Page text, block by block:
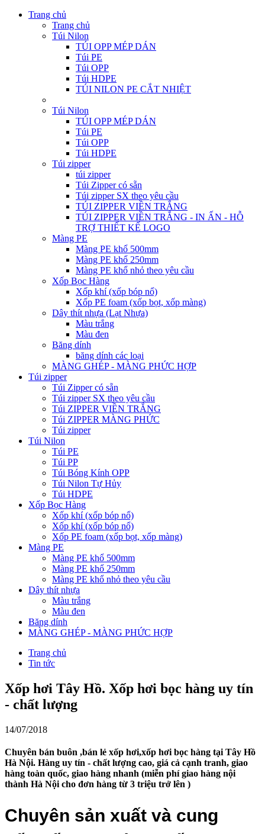
Trang chủ
Trang chủ
Túi Nilon
TÚI OPP MÉP DÁN
Túi PE
Túi OPP
Túi HDPE
TÚI NILON PE CẮT NHIỆT
Túi Nilon
TÚI OPP MÉP DÁN
Túi PE
Túi OPP
Túi HDPE
Túi zipper
túi zipper
Túi Zipper có sẵn
Túi zipper SX theo yêu cầu
TÚI ZIPPER VIỀN TRẮNG
TÚI ZIPPER VIỀN TRẮNG - IN ẤN - HỖ
TRỢ THIẾT KẾ LOGO
Màng PE
Màng PE khổ 500mm
Màng PE khổ 250mm
Màng PE khổ nhỏ theo yêu cầu
Xốp Bọc Hàng
Xốp khí (xốp bóp nổ)
Xốp PE foam (xốp bọt, xốp màng)
Dây thít nhựa (Lạt Nhựa)
Màu trắng
Màu đen
Băng dính
băng dính các loại
MÀNG GHÉP - MÀNG PHỨC HỢP
Túi zipper
Túi Zipper có sẵn
Túi zipper SX theo yêu cầu
Túi ZIPPER VIỀN TRẮNG
Túi ZIPPER MÀNG PHỨC
Túi zipper
Túi Nilon
Túi PE
Túi PP
Túi Bóng Kính OPP
Túi Nilon Tự Hủy
Túi HDPE
Xốp Bọc Hàng
Xốp khí (xốp bóp nổ)
Xốp khí (xốp bóp nổ)
Xốp PE foam (xốp bọt, xốp màng)
Màng PE
Màng PE khổ 500mm
Màng PE khổ 250mm
Màng PE khổ nhỏ theo yêu cầu
Dây thít nhựa
Màu trắng
Màu đen
Băng dính
MÀNG GHÉP - MÀNG PHỨC HỢP
Trang chủ
Tin tức
Xốp hơi Tây Hồ. Xốp hơi bọc hàng uy tín
- chất lượng
14/07/2018
Chuyên bán buôn ,bán lẻ xốp hơi,xốp hơi bọc hàng tại Tây Hồ
Hà Nội. Hàng uy tín - chất lượng cao, giá cả cạnh tranh, giao
hàng toàn quốc, giao hàng nhanh (miễn phí giao hàng nội
thành Hà Nội cho đơn hàng từ 3 triệu trở lên )
Chuyên sản xuất và cung